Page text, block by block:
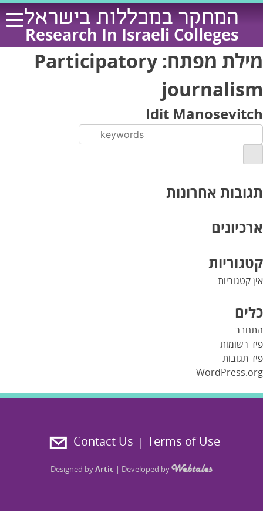
Skip
content
המחקר במכללות בישראל
Research In Israeli Colleges
מילת מפתח: Participatory
journalism
Idit Manosevitch
תגובות אחרונות
ארכיונים
קטגוריות
אין קטגוריות
כלים
התחבר
פיד רשומות
פיד תגובות
WordPress.org
Terms of Use
|
Contact Us
Designed byArtic | Developed by